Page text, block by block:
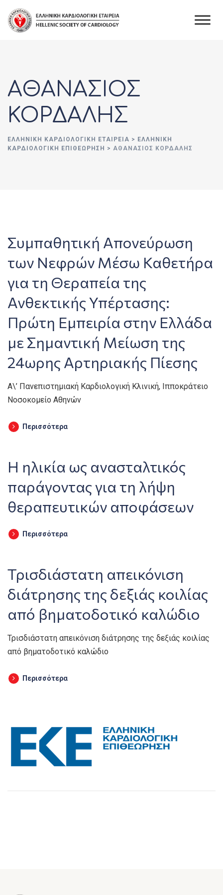
content
ΑΘΑΝΑΣΙΟΣ
ΚΟΡΔΑΛΗΣ
ΕΛΛΗΝΙΚΉ ΚΑΡΔΙΟΛΟΓΙΚΉ ΕΤΑΙΡΕΊΑ > ΕΛΛΗΝΙΚΗ
ΚΑΡΔΙΟΛΟΓΙΚΗ ΕΠΙΘΕΩΡΗΣΗ > ΑΘΑΝΑΣΙΟΣ ΚΟΡΔΑΛΗΣ
Συμπαθητική Απονεύρωση
των Νεφρών Μέσω Καθετήρα
για τη Θεραπεία της
Ανθεκτικής Υπέρτασης:
Πρώτη Εμπειρία στην Ελλάδα
με Σημαντική Μείωση της
24ωρης Αρτηριακής Πίεσης
Α\’ Πανεπιστημιακή Καρδιολογική Κλινική, Ιπποκράτειο
Νοσοκομείο Αθηνών
Περισσότερα
Η ηλικία ως ανασταλτικός
παράγοντας για τη λήψη
θεραπευτικών αποφάσεων
Περισσότερα
Τρισδιάστατη απεικόνιση
διάτρησης της δεξιάς κοιλίας
από βηματοδοτικό καλώδιο
Τρισδιάστατη απεικόνιση διάτρησης της δεξιάς κοιλίας
από βηματοδοτικό καλώδιο
Περισσότερα